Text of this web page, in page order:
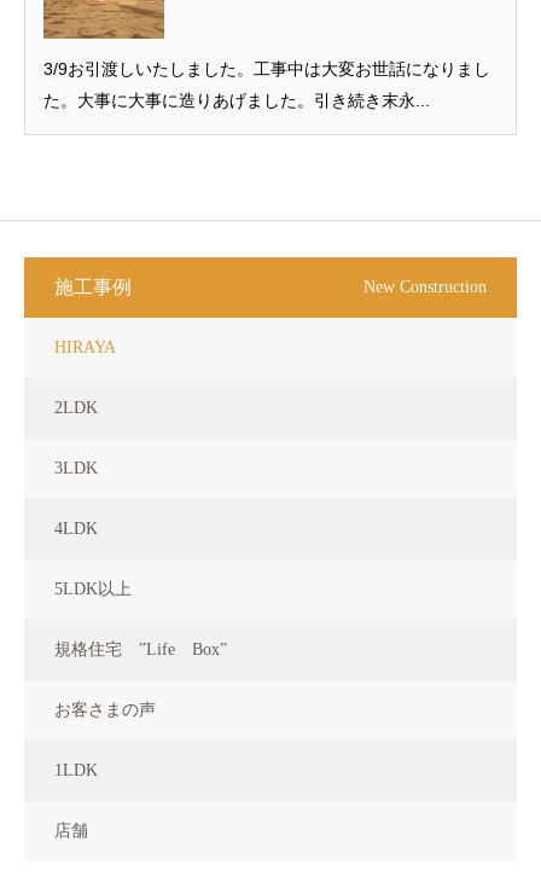
3/9お引渡しいたしました。工事中は大変お世話になりまし
た。大事に大事に造りあげました。引き続き末永...
施工事例 New Construction
HIRAYA
2LDK
3LDK
4LDK
5LDK以上
規格住宅 ”Life Box”
お客さまの声
1LDK
店舗